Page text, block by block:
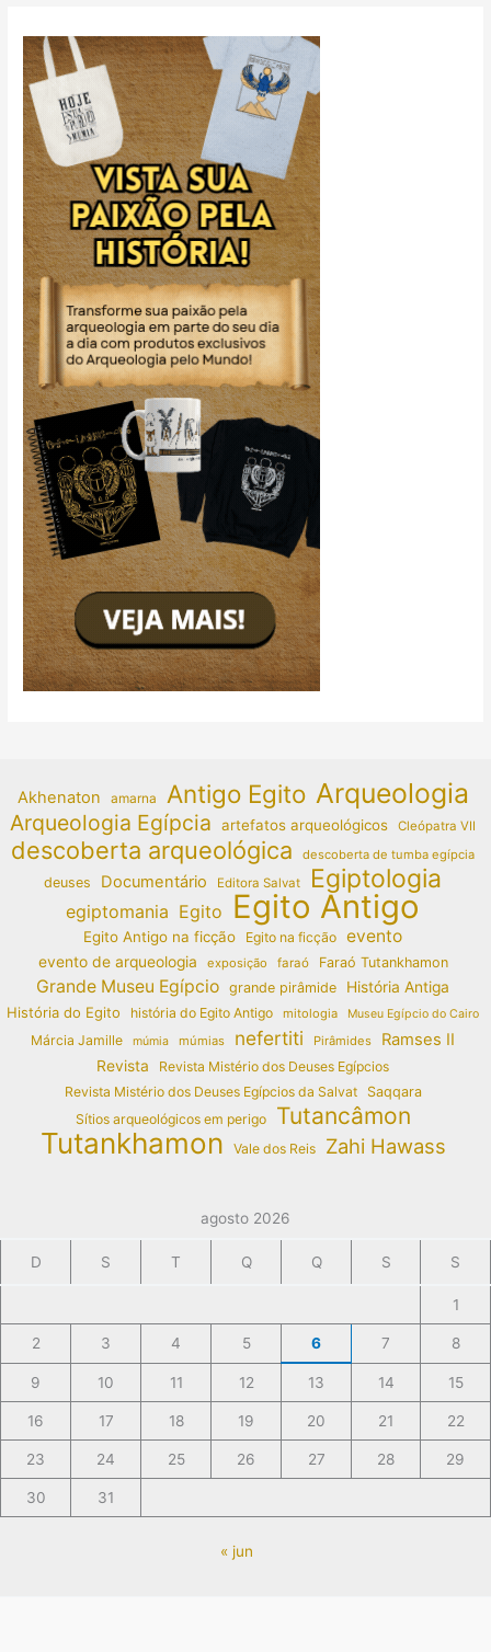
Akhenaton amarna Antigo Egito Arqueologia
Arqueologia Egípcia artefatos arqueológicos Cleópatra VII
descoberta arqueológica descoberta de tumba egípcia
deuses Documentário Editora Salvat Egiptologia
egiptomania Egito Egito Antigo
Egito Antigo na ficção Egito na ficção evento
evento de arqueologia exposição faraó Faraó Tutankhamon
Grande Museu Egípcio grande pirâmide
História Antiga
História do Egito
história do Egito Antigo mitologia Museu Egípcio do Cairo
Márcia Jamille múmia múmias nefertiti Pirâmides Ramses II
Revista
Revista Mistério dos Deuses Egípcios
Revista Mistério dos Deuses Egípcios da Salvat
Saqqara
Sítios arqueológicos em perigo
Tutancâmon
Tutankhamon Vale dos Reis Zahi Hawass
agosto 2026
D S T Q Q S S
1
2 3 4 5 6 7 8
9 10 11 12 13 14 15
16 17 18 19 20 21 22
23 24 25 26 27 28 29
30 31
« jun